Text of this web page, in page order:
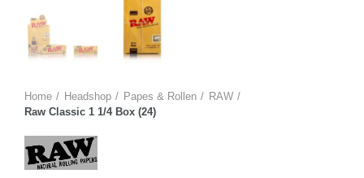
Home Headshop Papes & Rollen
RAW
Raw Classic 1 1/4 Box (24)